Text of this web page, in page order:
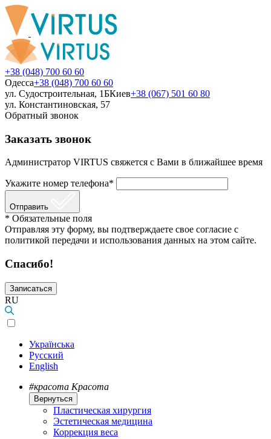
+38 (048) 700 60 60
Одесса+38 (048) 700 60 60
ул. Судостроительная, 1БКиев+38 (067) 501 60 80
ул. Константиновская, 57
Обратный звонок
Заказать звонок
Администратор VIRTUS свяжется с Вами в ближайшее время
Укажите номер телефона*
Отправить
* Обязательные поля
Отправляя эту форму, вы подтверждаете свое согласие с
политикой передачи и использования данных на этом сайте.
Спасибо!
Записаться
RU
Українська
Русский
English
#красота Красота
Вернуться
Пластическая хирургия
Эстетическая медицина
Коррекция веса